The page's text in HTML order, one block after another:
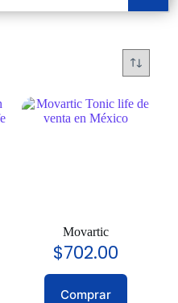
Movartic
$702.00
Comprar